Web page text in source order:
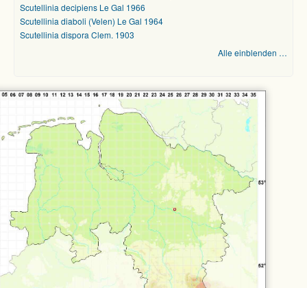
Scutellinia decipiens Le Gal 1966
Scutellinia diaboli (Velen) Le Gal 1964
Scutellinia dispora Clem. 1903
Alle einblenden …